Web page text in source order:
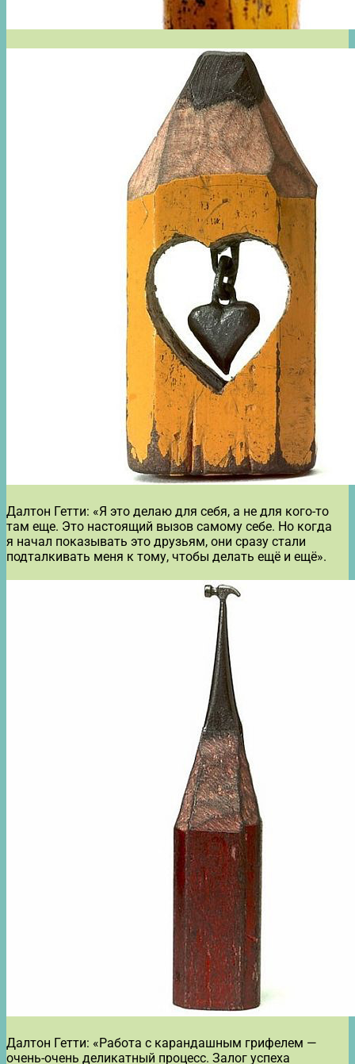
Далтон Гетти: «Я это делаю для себя, а не для кого-то
там еще. Это настоящий вызов самому себе. Но когда
я начал показывать это друзьям, они сразу стали
подталкивать меня к тому, чтобы делать ещё и ещё».
Далтон Гетти: «Работа с карандашным грифелем —
очень-очень деликатный процесс. Залог успеха